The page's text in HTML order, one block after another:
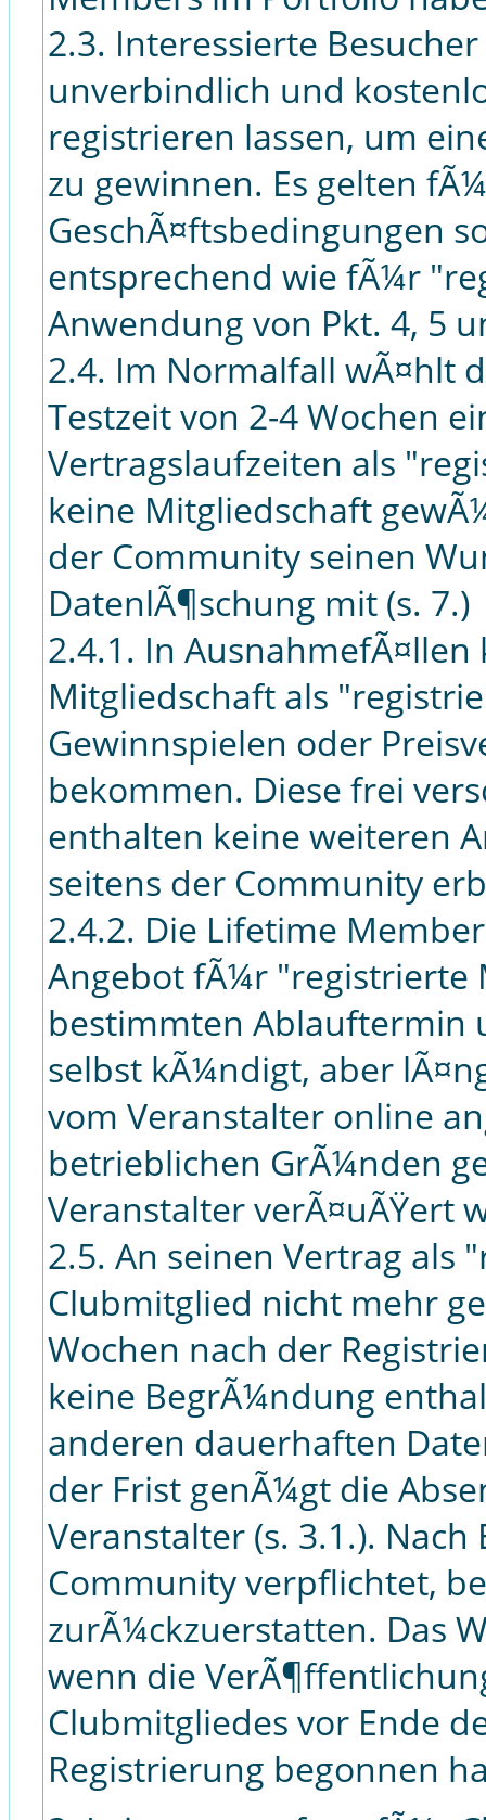
2.3. Interessierte
unverbindlich und
registrieren lassen, um
zu gewinnen. Es gelten
GeschÃ¤ftsbedingungen
entsprechend wie fÃ¼r
Anwendung von Pkt. 4, 5
2.4. Im Normalfall wÃ¤hlt
Testzeit von 2-4 Wochen
Vertragslaufzeiten als
keine Mitgliedschaft
der Community seinen
DatenlÃ¶schung mit (s. 7.)
2.4.1. In
Mitgliedschaft als
Gewinnspielen oder
bekommen. Diese frei
enthalten keine weiteren
seitens der Community
2.4.2. Die Lifetime
Angebot fÃ¼r "registrierte
bestimmten Ablauftermin
selbst kÃ¼ndigt, aber
vom Veranstalter online
betrieblichen GrÃ¼nden
Veranstalter verÃ¤uÃŸert
2.5. An seinen Vertrag als
Clubmitglied nicht mehr
Wochen nach der
keine BegrÃ¼ndung
anderen dauerhaften
der Frist genÃ¼gt die
Veranstalter (s. 3.1.).
Community verpflichtet,
zurÃ¼ckzuerstatten. Das
wenn die
Clubmitgliedes vor Ende
Registrierung begonnen